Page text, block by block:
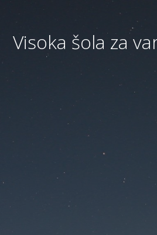
Visoka šola za